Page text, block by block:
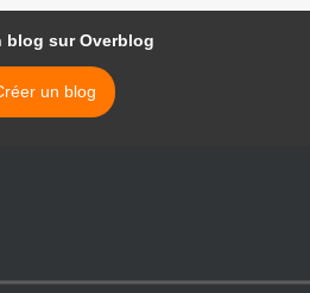
blog sur Overblog
un blog